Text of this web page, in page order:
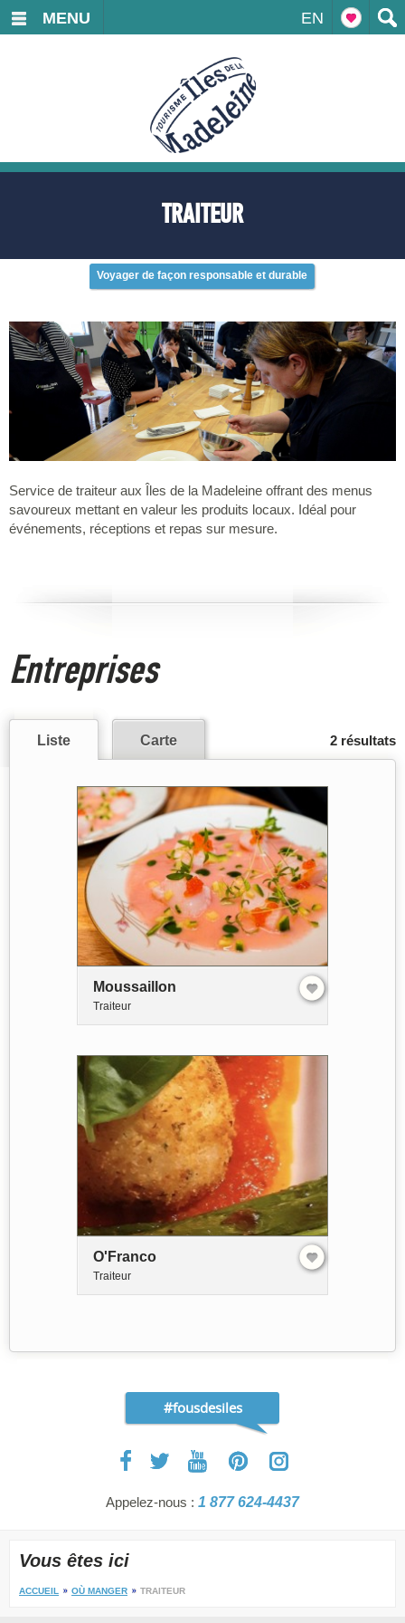
EN
MENU
TRAITEUR
Voyager de façon responsable et durable
Service de traiteur aux Îles de la Madeleine offrant des menus
savoureux mettant en valeur les produits locaux. Idéal pour
événements, réceptions et repas sur mesure.
Entreprises
2 résultats
Liste Carte
Moussaillon
Traiteur
O'Franco
Traiteur
#fousdesiles
Appelez-nous : 1 877 624-4437
Vous êtes ici
ACCUEIL OÙ MANGER TRAITEUR